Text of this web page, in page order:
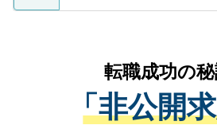
ているすべての個人デー
は、個人情報の取り扱い
管理基準を満たした事業
る、プライバシーマーク
かがいして、現在の医療
経験をまじえながら、適
させていただきます。す
ない方には、長期的なサ
転職成功の
「非公開